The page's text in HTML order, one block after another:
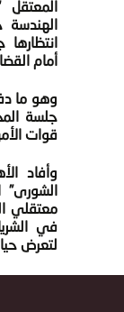
المعتقل
الهندسة
أمام
وهو ما
جلسة
قوات
وأفاد
الشورى”
معتقلي
في
لتعرض